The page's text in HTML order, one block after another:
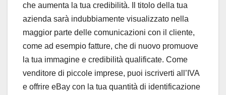
che aumenta la tua credibilità. Il titolo della tua
azienda sarà indubbiamente visualizzato nella
maggior parte delle comunicazioni con il cliente,
come ad esempio fatture, che di nuovo promuove
la tua immagine e credibilità qualificate. Come
venditore di piccole imprese, puoi iscriverti all’IVA
e offrire eBay con la tua quantità di identificazione